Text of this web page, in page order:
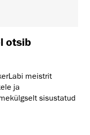
otsib
meistrit
ja
sisustatud